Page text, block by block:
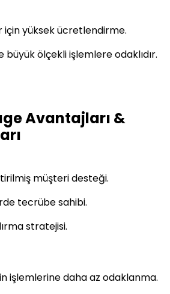
için yüksek ücretlendirme.
ölçekli işlemlere odaklıdır.
Avantajları &
müşteri desteği.
tecrübe sahibi.
stratejisi.
işlemlerine daha az odaklanma.